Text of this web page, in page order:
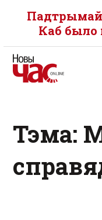
Каб было
Тэма: